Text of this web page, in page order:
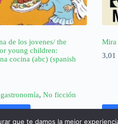
de los jovenes/ the
young children:
cocina (abc) (spanish
, No ficción
Mira
3,01
que te damos la mejor